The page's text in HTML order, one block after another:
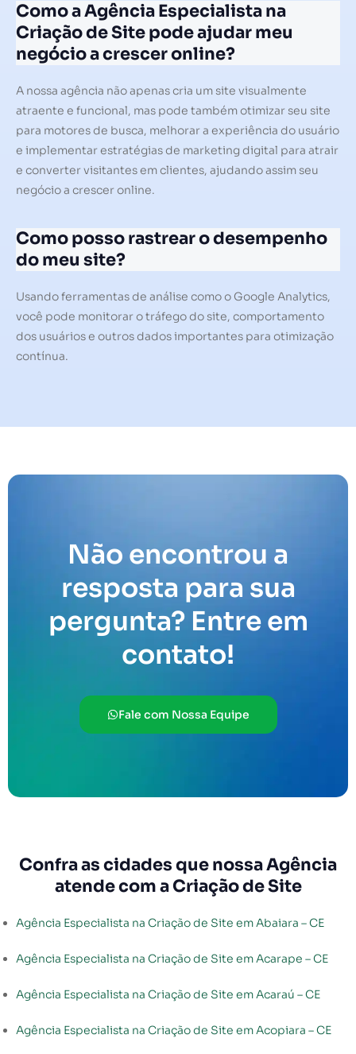
Como a Agência Especialista na
Criação de Site pode ajudar meu
negócio a crescer online?
A nossa agência não apenas cria um site visualmente
atraente e funcional, mas pode também otimizar seu site
para motores de busca, melhorar a experiência do usuário
e implementar estratégias de marketing digital para atrair
e converter visitantes em clientes, ajudando assim seu
negócio a crescer online.
Como posso rastrear o desempenho
do meu site?
Usando ferramentas de análise como o Google Analytics,
você pode monitorar o tráfego do site, comportamento
dos usuários e outros dados importantes para otimização
contínua.
Não encontrou a
resposta para sua
pergunta? Entre em
contato!
Fale com Nossa Equipe
Confra as cidades que nossa Agência
atende com a Criação de Site
Agência Especialista na Criação de Site em Abaiara – CE
Agência Especialista na Criação de Site em Acarape – CE
Agência Especialista na Criação de Site em Acaraú – CE
Agência Especialista na Criação de Site em Acopiara – CE